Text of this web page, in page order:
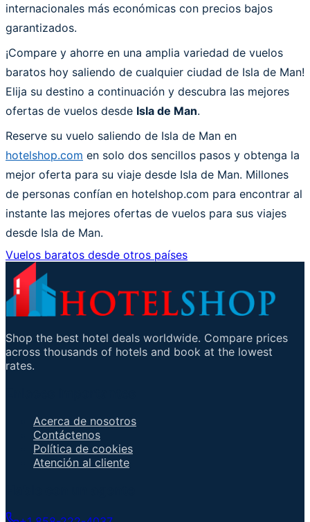
internacionales más económicas con precios bajos
garantizados.
¡Compare y ahorre en una amplia variedad de vuelos
baratos hoy saliendo de cualquier ciudad de Isla de Man!
Elija su destino a continuación y descubra las mejores
ofertas de vuelos desde Isla de Man.
Reserve su vuelo saliendo de Isla de Man en
hotelshop.com en solo dos sencillos pasos y obtenga la
mejor oferta para su viaje desde Isla de Man. Millones
de personas confían en hotelshop.com para encontrar al
instante las mejores ofertas de vuelos para sus viajes
desde Isla de Man.
Vuelos baratos desde otros países
Shop the best hotel deals worldwide. Compare prices
across thousands of hotels and book at the lowest
rates.
Acerca de nosotros
Contáctenos
Política de cookies
Atención al cliente